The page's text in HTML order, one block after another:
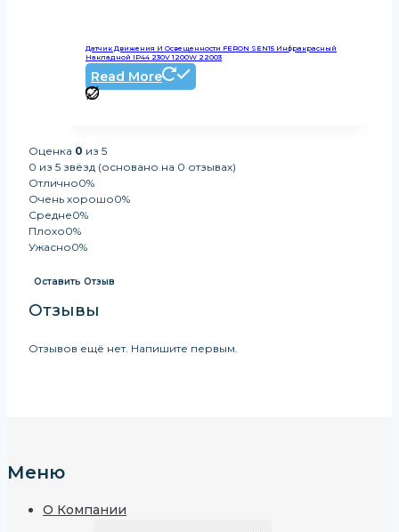
Датчик Движения И Освещенности FERON SEN15 Инфракрасный
Накладной IP44 230V 1200W 22003
Read More
Оценка 0 из 5
0 из 5 звёзд (основано на 0 отзывах)
Отлично0%
Очень хорошо0%
Средне0%
Плохо0%
Ужасно0%
Оставить Отзыв
Отзывы
Отзывов ещё нет. Напишите первым.
Меню
О Компании